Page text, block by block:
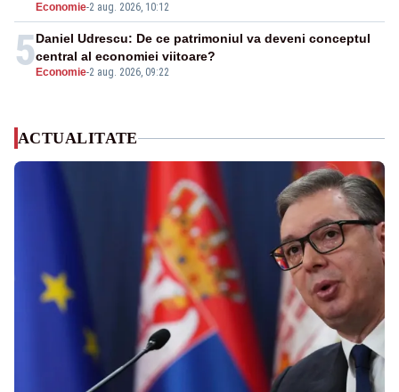
Economie-2 aug. 2026, 10:12
5 Economie-2 aug. 2026, 09:22
Daniel Udrescu: De ce patrimoniul va deveni conceptul
central al economiei viitoare?
ACTUALITATE